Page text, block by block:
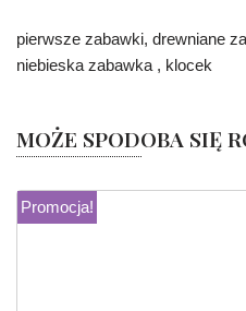
pierwsze zabawki, drewniane
niebieska zabawka , klocek
MOŻE SPODOBA SIĘ
Promocja!